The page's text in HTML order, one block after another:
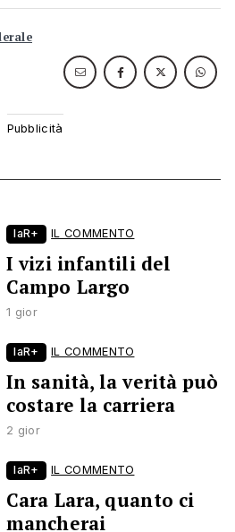
laR+ IL COMMENTO
I vizi infantili del
Campo Largo
1 gior
laR+ IL COMMENTO
In sanità, la verità può
costare la carriera
2 gior
laR+ IL COMMENTO
Cara Lara, quanto ci
mancherai